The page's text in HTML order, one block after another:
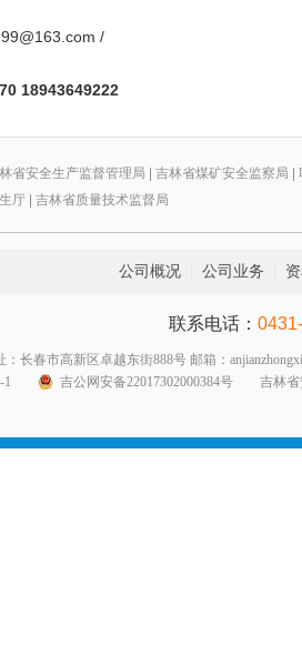
/
18943649222
省安全生产监督管理局 吉林省煤矿安全监察局
厅 吉林省质量技术监督局
公司概况| 公司业务
联系电话：
：长春市高新区卓越东街888号 邮箱：
1
吉公网安备22017302000384号吉林省安